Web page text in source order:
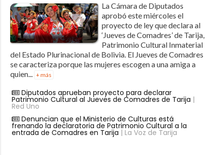
La Cámara de Diputados
aprobó este miércoles el
proyecto de ley que declara al
‘Jueves de Comadres’ de Tarija,
Patrimonio Cultural Inmaterial
del Estado Plurinacional de Bolivia. El Jueves de Comadres
se caracteriza porque las mujeres escogen a una amiga a
quien...
+ más
Diputados aprueban proyecto para declarar
Patrimonio Cultural al Jueves de Comadres de Tarija |
Red Uno
Denuncian que el Ministerio de Culturas está
frenando la declaratoria de Patrimonio Cultural a la
entrada de Comadres en Tarija | La Voz de Tarija